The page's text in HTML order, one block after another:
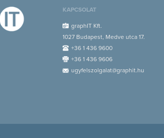
KAPCSOLAT
graphIT Kft.
1027 Budapest, Medve utca 17.
+36 1 436 9600
+36 1 436 9606
ugyfelszolgalat@graphit.hu